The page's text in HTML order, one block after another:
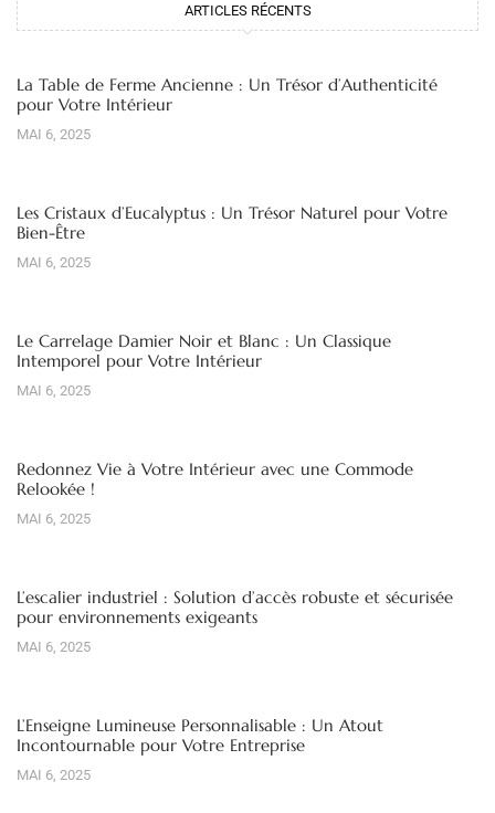
ARTICLES RÉCENTS
La Table de Ferme Ancienne : Un Trésor d’Authenticité
pour Votre Intérieur
MAI 6, 2025
Les Cristaux d’Eucalyptus : Un Trésor Naturel pour Votre
Bien-Être
MAI 6, 2025
Le Carrelage Damier Noir et Blanc : Un Classique
Intemporel pour Votre Intérieur
MAI 6, 2025
Redonnez Vie à Votre Intérieur avec une Commode
Relookée !
MAI 6, 2025
L’escalier industriel : Solution d’accès robuste et sécurisée
pour environnements exigeants
MAI 6, 2025
L’Enseigne Lumineuse Personnalisable : Un Atout
Incontournable pour Votre Entreprise
MAI 6, 2025